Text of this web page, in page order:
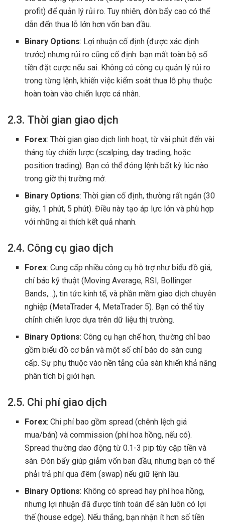
profit) để quản lý rủi ro. Tuy nhiên, đòn bẩy cao có thể
dẫn đến thua lỗ lớn hơn vốn ban đầu.
Binary Options: Lợi nhuận cố định (được xác định
trước) nhưng rủi ro cũng cố định: bạn mất toàn bộ số
tiền đặt cược nếu sai. Không có công cụ quản lý rủi ro
trong từng lệnh, khiến việc kiểm soát thua lỗ phụ thuộc
hoàn toàn vào chiến lược cá nhân.
2.3. Thời gian giao dịch
Forex: Thời gian giao dịch linh hoạt, từ vài phút đến vài
tháng tùy chiến lược (scalping, day trading, hoặc
position trading). Bạn có thể đóng lệnh bất kỳ lúc nào
trong giờ thị trường mở.
Binary Options: Thời gian cố định, thường rất ngắn (30
giây, 1 phút, 5 phút). Điều này tạo áp lực lớn và phù hợp
với những ai thích kết quả nhanh.
2.4. Công cụ giao dịch
Forex: Cung cấp nhiều công cụ hỗ trợ như biểu đồ giá,
chỉ báo kỹ thuật (Moving Average, RSI, Bollinger
Bands,…), tin tức kinh tế, và phần mềm giao dịch chuyên
nghiệp (MetaTrader 4, MetaTrader 5). Bạn có thể tùy
chỉnh chiến lược dựa trên dữ liệu thị trường.
Binary Options: Công cụ hạn chế hơn, thường chỉ bao
gồm biểu đồ cơ bản và một số chỉ báo do sàn cung
cấp. Sự phụ thuộc vào nền tảng của sàn khiến khả năng
phân tích bị giới hạn.
2.5. Chi phí giao dịch
Forex: Chi phí bao gồm spread (chênh lệch giá
mua/bán) và commission (phí hoa hồng, nếu có).
Spread thường dao động từ 0.1-3 pip tùy cặp tiền và
sàn. Đòn bẩy giúp giảm vốn ban đầu, nhưng bạn có thể
phải trả phí qua đêm (swap) nếu giữ lệnh lâu.
Binary Options: Không có spread hay phí hoa hồng,
nhưng lợi nhuận đã được tính toán để sàn luôn có lợi
thế (house edge). Nếu thắng, bạn nhận ít hơn số tiền